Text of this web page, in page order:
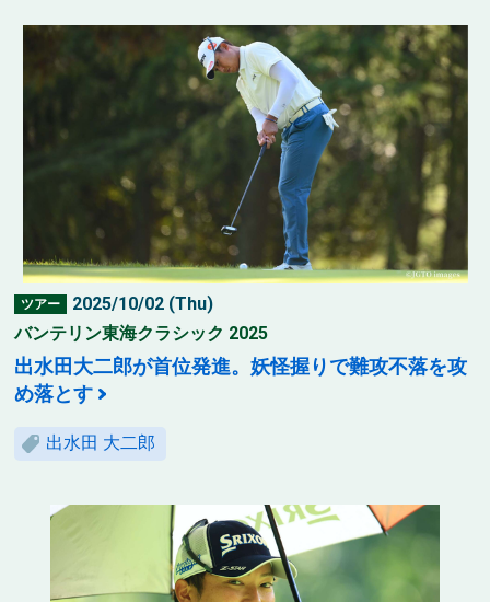
ツアー
2025/10/02 (Thu)
バンテリン東海クラシック 2025
出水田大二郎が首位発進。妖怪握りで難攻不落を攻
め落とす
出水田 大二郎